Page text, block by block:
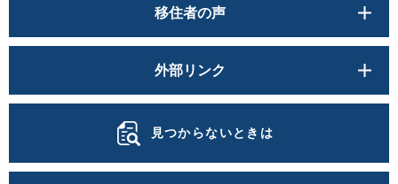
移住者の声
外部リンク
見つからないときは